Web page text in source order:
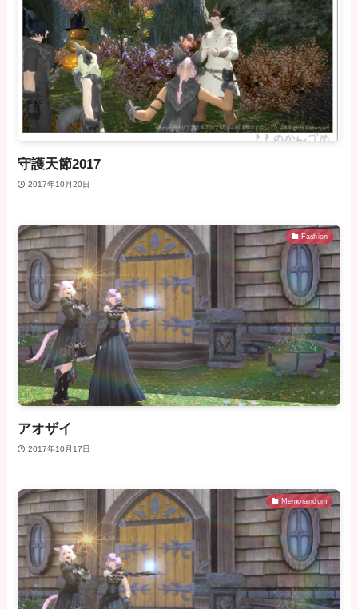
守護天節2017
2017年10月20日
Fashion
アオザイ
2017年10月17日
Memorandum